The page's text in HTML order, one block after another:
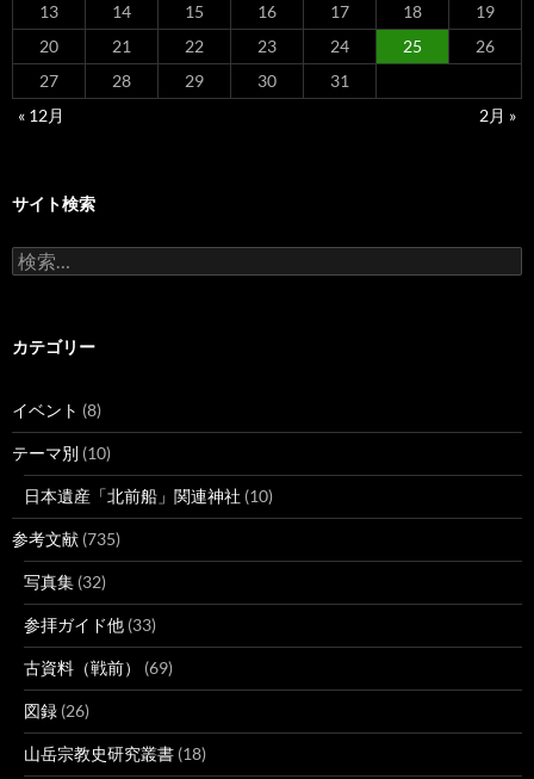
13
14 15 16 17 18
19
20
21 22 23 24 25
26
27
28 29 30
31
« 12月
2月 »
サイト検索
検
索:
カテゴリー
イベント (8)
テーマ別 (10)
日本遺産「北前船」関連神社 (10)
参考文献 (735)
写真集 (32)
参拝ガイド他 (33)
古資料（戦前） (69)
図録 (26)
山岳宗教史研究叢書 (18)